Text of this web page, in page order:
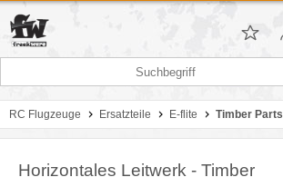
RC Flugzeuge Ersatzteile E-flite Timber Parts
Horizontales Leitwerk - Timber